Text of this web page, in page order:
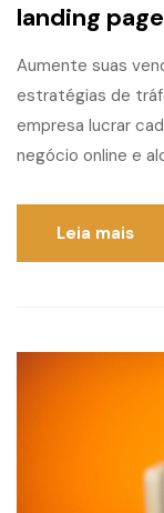
landing page
Aumente suas
estratégias de
empresa lucrar
negócio online e
Leia mais